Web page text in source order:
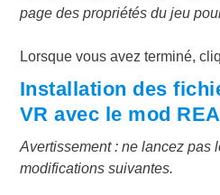
page des propriétés du jeu
Lorsque vous avez terminé,
Installation des
VR avec le mod
Avertissement : ne lancez pas
modifications suivantes.